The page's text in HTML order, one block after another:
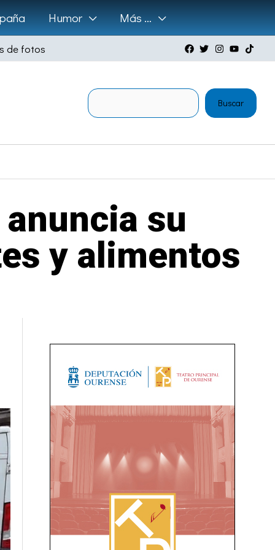
Humor Más …
de fotos
Buscar
su
y alimentos